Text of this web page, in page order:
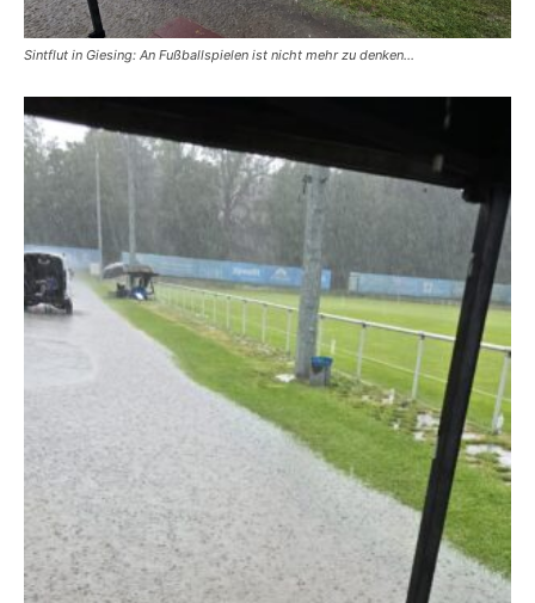
Sintflut in Giesing: An Fußballspielen ist nicht mehr zu denken…